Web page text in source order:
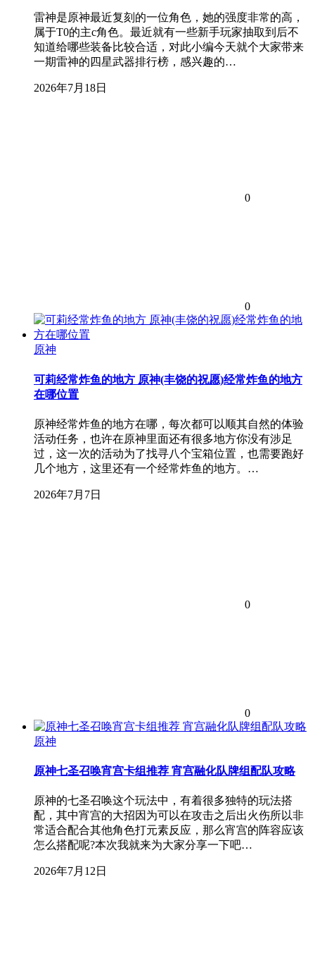
雷神是原神最近复刻的一位角色，她的强度非常的高，
属于T0的主c角色。最近就有一些新手玩家抽取到后不
知道给哪些装备比较合适，对此小编今天就个大家带来
一期雷神的四星武器排行榜，感兴趣的…
2026年7月18日
0
0
原神
可莉经常炸鱼的地方 原神(丰饶的祝愿)经常炸鱼的地方
在哪位置
原神经常炸鱼的地方在哪，每次都可以顺其自然的体验
活动任务，也许在原神里面还有很多地方你没有涉足
过，这一次的活动为了找寻八个宝箱位置，也需要跑好
几个地方，这里还有一个经常炸鱼的地方。…
2026年7月7日
0
0
原神
原神七圣召唤宵宫卡组推荐 宵宫融化队牌组配队攻略
原神的七圣召唤这个玩法中，有着很多独特的玩法搭
配，其中宵宫的大招因为可以在攻击之后出火伤所以非
常适合配合其他角色打元素反应，那么宵宫的阵容应该
怎么搭配呢?本次我就来为大家分享一下吧…
2026年7月12日